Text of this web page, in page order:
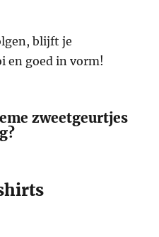
blijft je
en goed in vorm!
zweetgeurtjes